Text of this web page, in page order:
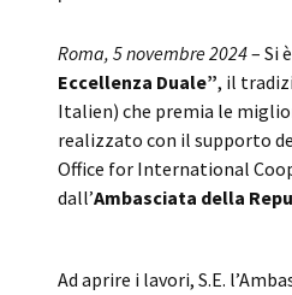
Roma, 5 novembre 2024– Si
Eccellenza Duale”, il
Italien) che premia le
realizzato con il supporto
Office for International
dall’Ambasciata della
Ad aprire i lavori, S.E.